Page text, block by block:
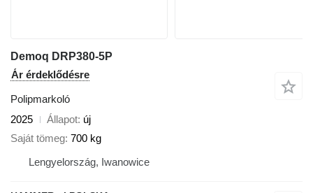
Demoq DRP380-5P
Ár érdeklődésre
Polipmarkoló
2025
Állapot új
Saját tömeg 700 kg
Lengyelország, Iwanowice